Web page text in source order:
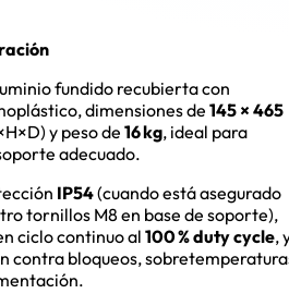
fundido recubierta con
dimensiones de 145 × 465
y peso de 16 kg, ideal para
adecuado.
IP54(cuando está asegurado
tornillos M8 en base de soporte),
ciclo continuo al 100 % duty cycle,
contra bloqueos,
.